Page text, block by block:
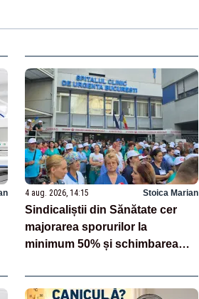
4 aug. 2026, 14:15 Stoica Marian
Sindicaliștii din Sănătate cer
majorarea sporurilor la
minimum 50% și schimbarea